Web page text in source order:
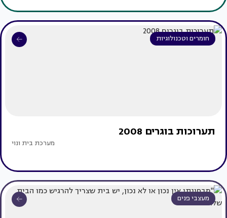
חומרים וטכנולוגיות
תערוכות בוגרים 2008
מערכת בית ונוי
מעצבי פנים